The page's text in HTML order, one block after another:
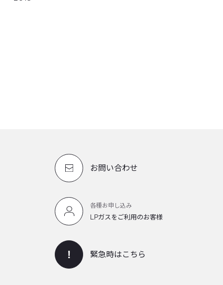
お問い合わせ
各種お申し込み
LPガスをご利用のお客様
緊急時はこちら